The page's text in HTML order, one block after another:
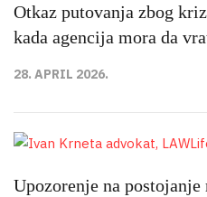
Otkaz putovanja zbog
kada agencija mora da
28. APRIL 2026.
Upozorenje na